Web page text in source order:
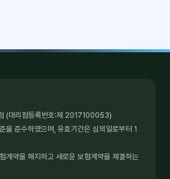
(대리점등록번호:제 2017100053)
을 준수하였으며, 유효기간은 심의일로부터 1
계약을 해지하고 새로운 보험계약을 체결하는